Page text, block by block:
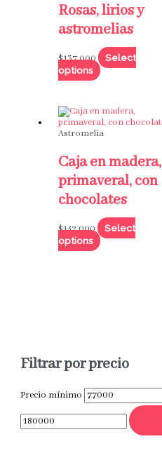
Rosas, lirios y
astromelias
$137,000
Select
options
Astromelia
Caja en madera,
primaveral, con
chocolates
$142,000
Select
options
Filtrar por precio
Precio mínimo